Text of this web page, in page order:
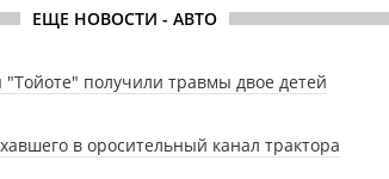
ЕЩЕ НОВОСТИ - АВТО
получили травмы двое детей
в оросительный канал трактора